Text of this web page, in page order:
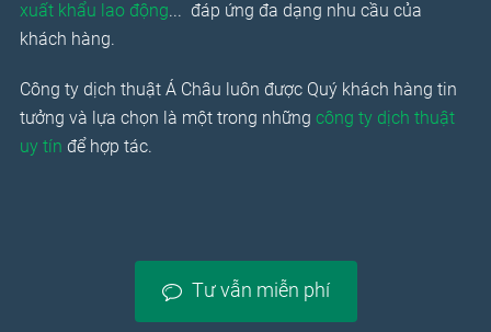
xuất khẩu lao động... đáp ứng đa dạng nhu cầu của
khách hàng.
Công ty dịch thuật Á Châu luôn được Quý khách hàng tin
tưởng và lựa chọn là một trong những công ty dịch thuật
uy tín để hợp tác.
Tư vẫn miễn phí